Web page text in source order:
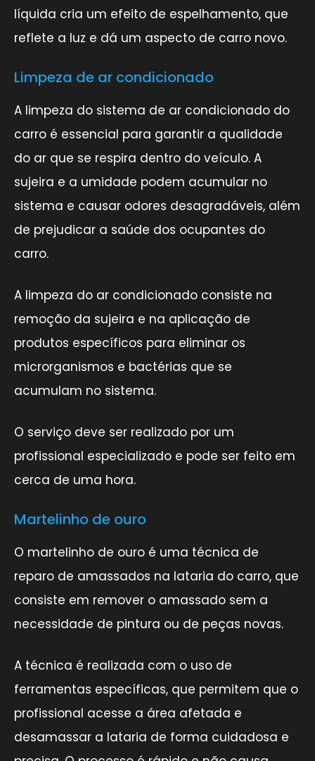
líquida cria um efeito de espelhamento, que
reflete a luz e dá um aspecto de carro novo.
Limpeza de ar condicionado
A limpeza do sistema de ar condicionado do
carro é essencial para garantir a qualidade
do ar que se respira dentro do veículo. A
sujeira e a umidade podem acumular no
sistema e causar odores desagradáveis, além
de prejudicar a saúde dos ocupantes do
carro.
A limpeza do ar condicionado consiste na
remoção da sujeira e na aplicação de
produtos específicos para eliminar os
microrganismos e bactérias que se
acumulam no sistema.
O serviço deve ser realizado por um
profissional especializado e pode ser feito em
cerca de uma hora.
Martelinho de ouro
O martelinho de ouro é uma técnica de
reparo de amassados na lataria do carro, que
consiste em remover o amassado sem a
necessidade de pintura ou de peças novas.
A técnica é realizada com o uso de
ferramentas específicas, que permitem que o
profissional acesse a área afetada e
desamassar a lataria de forma cuidadosa e